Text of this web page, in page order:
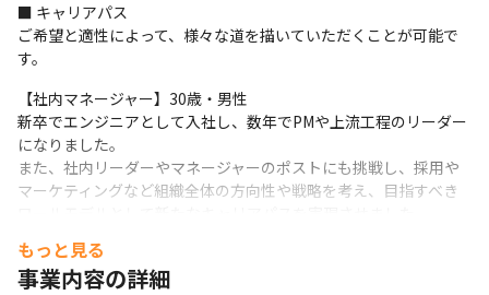
■ キャリアパス
ご希望と適性によって、様々な道を描いていただくことが可能で
す。
【社内マネージャー】30歳・男性
新卒でエンジニアとして入社し、数年でPMや上流工程のリーダー
になりました。
また、社内リーダーやマネージャーのポストにも挑戦し、採用や
マーケティングなど組織全体の方向性や戦略を考え、目指すべき
【エンジニアマネージャー】38歳・女性
製薬会社で使用するシステム開発・運用のPMとして、オフショア
もっと見る
事業内容の詳細